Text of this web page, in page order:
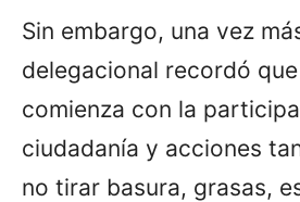
Sin embargo, una vez
delegacional recordó
comienza con la
ciudadanía y acciones
no tirar basura, grasas,